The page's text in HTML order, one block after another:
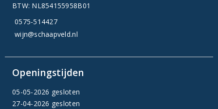
BTW: NL854155958B01
0575-514427
wijn@schaapveld.nl
Openingstijden
05-05-2026 gesloten
27-04-2026 gesloten